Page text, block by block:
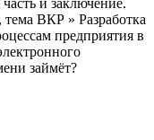
и заключение.
ВКР » Разработка
предприятия в
займёт?